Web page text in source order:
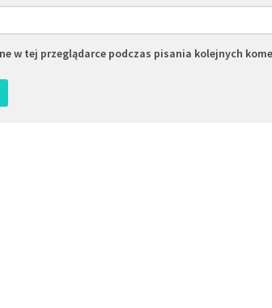
w tej przeglądarce podczas pisania kolejnych